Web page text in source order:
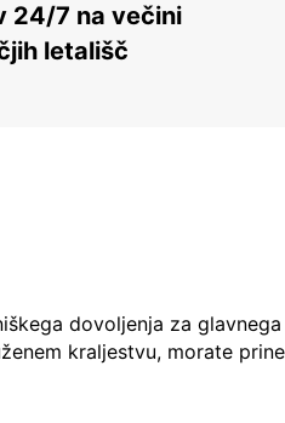
24/7 na večini
letališč
dovoljenja za
kraljestvu, morate